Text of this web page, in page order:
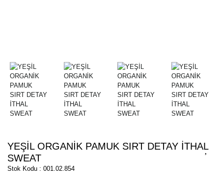
YEŞİL ORGANİK PAMUK SIRT DETAY İTHAL
SWEAT
Stok Kodu : 001.02.854